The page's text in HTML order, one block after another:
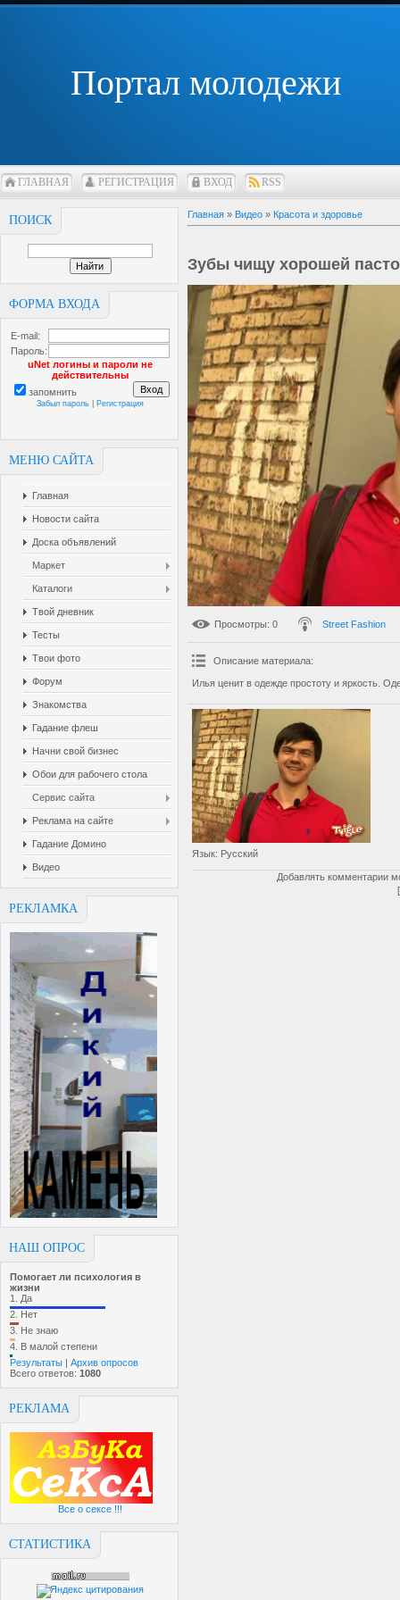
Портал молодежи
ГЛАВНАЯ РЕГИСТРАЦИЯ ВХОД RSS
ПОИСК
ФОРМА ВХОДА
E-mail:
Пароль:
uNet логины и пароли не
действительны
запомнить
Забыл пароль Регистрация
МЕНЮ САЙТА
Главная
Новости сайта
Доска объявлений
Маркет
Каталоги
Твой дневник
Тесты
Твои фото
Форум
Знакомства
Гадание флеш
Начни свой бизнес
Обои для рабочего стола
Сервис сайта
Реклама на сайте
Гадание Домино
Видео
РЕКЛАМКА
НАШ ОПРОС
Помогает ли психология в
жизни
1. Да
2. Нет
3. Не знаю
4. В малой степени
Результаты | Архив опросов
Всего ответов: 1080
РЕКЛАМА
Все о сексе !!!
СТАТИСТИКА
Главная » Видео » Красота и здоровье
Зубы чищу хорошей
Просмотры: 0 Street Fashion
Описание материала:
Илья ценит в одежде простоту и яркость.
Язык: Русский
Добавлять комментарии